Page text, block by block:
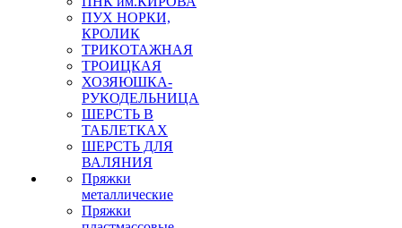
ПУХ НОРКИ,
КРОЛИК
ТРИКОТАЖНАЯ
ТРОИЦКАЯ
ХОЗЯЮШКА-
РУКОДЕЛЬНИЦА
ШЕРСТЬ В
ТАБЛЕТКАХ
ШЕРСТЬ ДЛЯ
ВАЛЯНИЯ
Пряжки
металлические
Пряжки